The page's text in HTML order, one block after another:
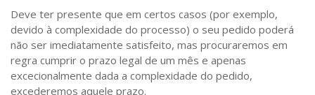
Deve ter presente que em certos casos (por exemplo,
devido à complexidade do processo) o seu pedido poderá
não ser imediatamente satisfeito, mas procuraremos em
regra cumprir o prazo legal de um mês e apenas
excecionalmente dada a complexidade do pedido,
excederemos aquele prazo.